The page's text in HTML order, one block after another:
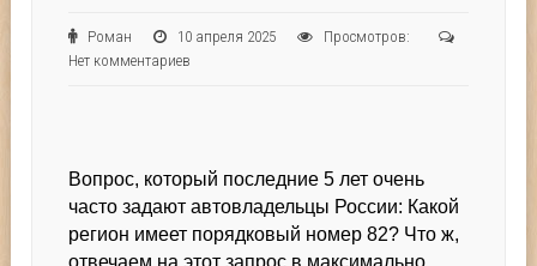
Роман 10 апреля 2025
Просмотров:
Нет комментариев
Вопрос, который последние 5 лет очень
часто задают автовладельцы России: Какой
регион имеет порядковый номер 82? Что ж,
отвечаем на этот запрос в максимально